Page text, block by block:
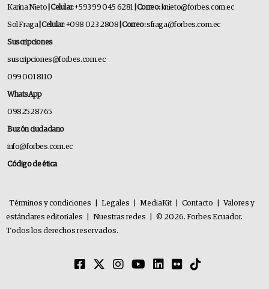
Karina Nieto | Celular:+593 99 045 6281 | Correo:knieto@forbes.com.ec
Sol Fraga| Celular:+098 023 2808 | Correo:sfraga@forbes.com.ec
Suscripciones
suscripciones@forbes.com.ec
099 001 8110
WhatsApp
0982528765
Buzón ciudadano
info@forbes.com.ec
Código de ética
Términos y condiciones Legales MediaKit Contacto
Valores y
estándares editoriales
Nuestras redes
© 2026. Forbes Ecuador.
Todos los derechos reservados.